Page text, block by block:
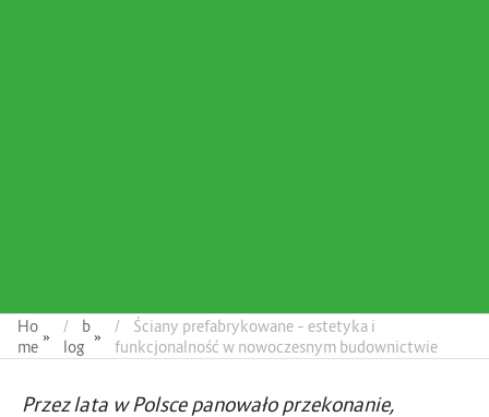
Ho
me
»
b
log
»
Ściany prefabrykowane – estetyka i
funkcjonalność w nowoczesnym budownictwie
Przez lata w Polsce panowało przekonanie,